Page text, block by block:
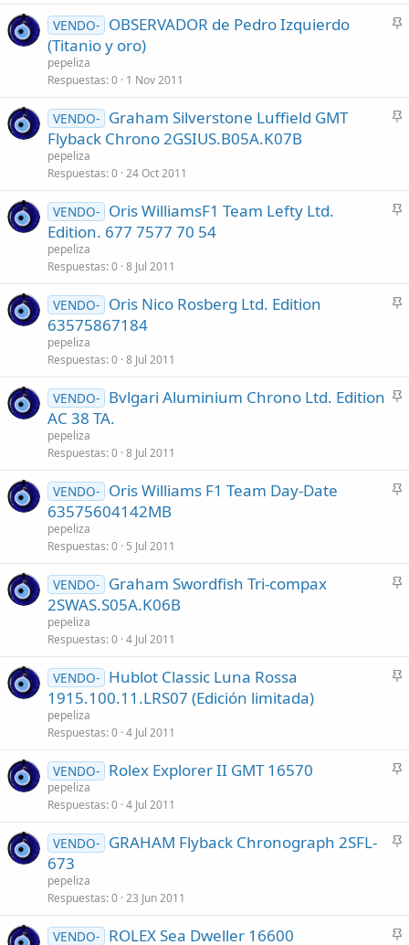
dA
d
VENDO- OBSERVADOR de Pedro Izquierdo
(Titanio y oro)
pepeliza
Respuestas 0 1 Nov 2011
A
d
VENDO- Graham Silverstone Luffield GMT
Flyback Chrono 2GSIUS.B05A.K07B
pepeliza
Respuestas 0 24 Oct 2011
A
d
VENDO- Oris WilliamsF1 Team Lefty Ltd.
Edition. 677 7577 70 54
pepeliza
Respuestas 0 8 Jul 2011
A
d
VENDO- Oris Nico Rosberg Ltd. Edition
63575867184
pepeliza
Respuestas 0 8 Jul 2011
A
d
VENDO- Bvlgari Aluminium Chrono Ltd. Edition
AC 38 TA.
pepeliza
Respuestas 0 8 Jul 2011
A
d
VENDO- Oris Williams F1 Team Day-Date
63575604142MB
pepeliza
Respuestas 0 5 Jul 2011
A
d
VENDO- Graham Swordfish Tri-compax
2SWAS.S05A.K06B
pepeliza
Respuestas 0 4 Jul 2011
A
d
VENDO- Hublot Classic Luna Rossa
1915.100.11.LRS07 (Edición limitada)
pepeliza
Respuestas 0 4 Jul 2011
A
a
VENDO- Rolex Explorer II GMT 16570
pepeliza
Respuestas 0 4 Jul 2011
A
d
VENDO- GRAHAM Flyback Chronograph 2SFL-
673
pepeliza
Respuestas 0 23 Jun 2011
A
VENDO- ROLEX Sea Dweller 16600